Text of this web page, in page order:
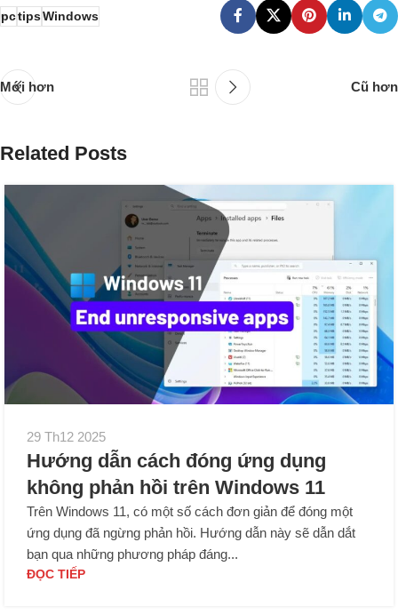
pctipsWindows
Mới hơn Cũ hơn
Related Posts
29 Th12 2025
Hướng dẫn cách đóng ứng dụng
không phản hồi trên Windows 11
Trên Windows 11, có một số cách đơn giản để đóng một
ứng dụng đã ngừng phản hồi. Hướng dẫn này sẽ dẫn dắt
bạn qua những phương pháp đáng...
ĐỌC TIẾP